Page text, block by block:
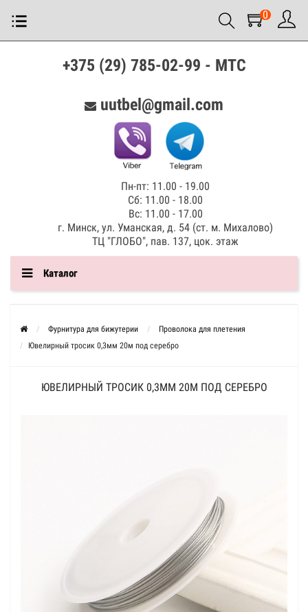
0
+375 (29) 785-02-99 - МТС
uutbel@gmail.com
Пн-пт: 11.00 - 19.00
Сб: 11.00 - 18.00
Вс: 11.00 - 17.00
г. Минск, ул. Уманская, д. 54 (ст. м. Михалово)
ТЦ "ГЛОБО", пав. 137, цок. этаж
Каталог
Фурнитура для бижутерии
Проволока для плетения
Ювелирный тросик 0,3мм 20м под серебро
ЮВЕЛИРНЫЙ ТРОСИК 0,3ММ 20М ПОД СЕРЕБРО